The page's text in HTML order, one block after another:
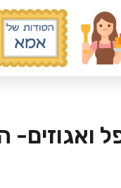
ואגוזים-